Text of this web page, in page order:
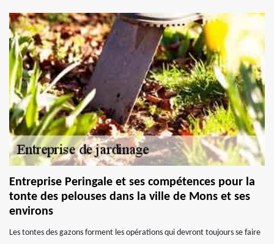
Entreprise Peringale et ses compétences pour la
tonte des pelouses dans la ville de Mons et ses
environs
Les tontes des gazons forment les opérations qui devront toujours se faire